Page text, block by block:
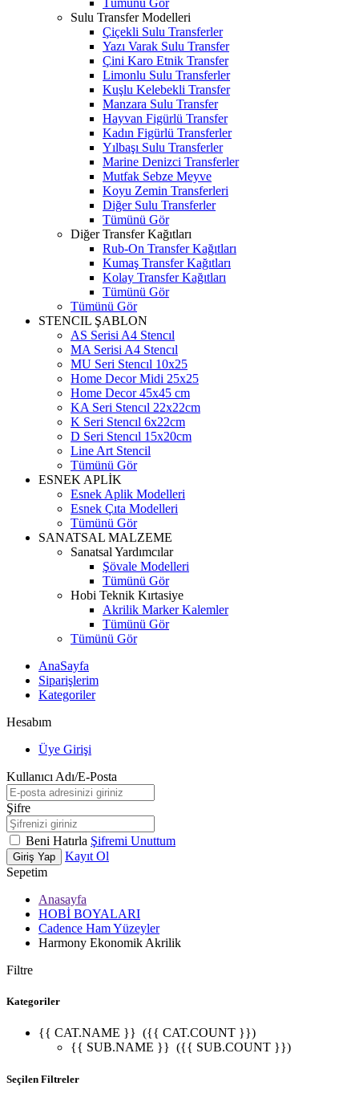
Tümünü Gör
Sulu Transfer Modelleri
Çiçekli Sulu Transferler
Yazı Varak Sulu Transfer
Çini Karo Etnik Transfer
Limonlu Sulu Transferler
Kuşlu Kelebekli Transfer
Manzara Sulu Transfer
Hayvan Figürlü Transfer
Kadın Figürlü Transferler
Yılbaşı Sulu Transferler
Marine Denizci Transferler
Mutfak Sebze Meyve
Koyu Zemin Transferleri
Diğer Sulu Transferler
Tümünü Gör
Diğer Transfer Kağıtları
Rub-On Transfer Kağıtları
Kumaş Transfer Kağıtları
Kolay Transfer Kağıtları
Tümünü Gör
Tümünü Gör
STENCIL ŞABLON
AS Serisi A4 Stencıl
MA Serisi A4 Stencıl
MU Seri Stencıl 10x25
Home Decor Midi 25x25
Home Decor 45x45 cm
KA Seri Stencıl 22x22cm
K Seri Stencıl 6x22cm
D Seri Stencıl 15x20cm
Line Art Stencil
Tümünü Gör
ESNEK APLİK
Esnek Aplik Modelleri
Esnek Çıta Modelleri
Tümünü Gör
SANATSAL MALZEME
Sanatsal Yardımcılar
Şövale Modelleri
Tümünü Gör
Hobi Teknik Kırtasiye
Akrilik Marker Kalemler
Tümünü Gör
Tümünü Gör
AnaSayfa
Siparişlerim
Kategoriler
Hesabım
Üye Girişi
Kullanıcı Adı/E-Posta
Şifre
Beni Hatırla Şifremi Unuttum
Giriş Yap
Kayıt Ol
Sepetim
Anasayfa
HOBİ BOYALARI
Cadence Ham Yüzeyler
Harmony Ekonomik Akrilik
Filtre
Kategoriler
{{ CAT.NAME }} ({{ CAT.COUNT }})
{{ SUB.NAME }} ({{ SUB.COUNT }})
Seçilen Filtreler